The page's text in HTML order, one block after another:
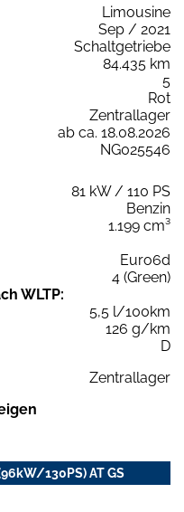
Limousine
Sep / 2021
Schaltgetriebe
84.435 km
5
Rot
Zentrallager
ab ca. 18.08.2026
NG025546
81 kW / 110 PS
Benzin
1.199 cm³
Euro6d
4 (Green)
WLTP:
5,5 l/100km
126 g/km
D
Zentrallager
130PS) AT GS